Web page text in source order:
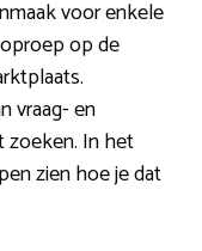
voor enkele
op de
vraag- en
zoeken. In het
zien hoe je dat